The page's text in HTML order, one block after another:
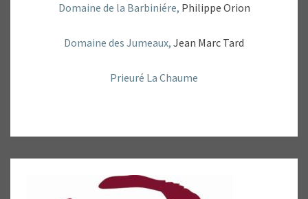
Domaine de la Barbiniére, Philippe Orion
Domaine des Jumeaux, Jean Marc Tard
Prieuré La Chaume